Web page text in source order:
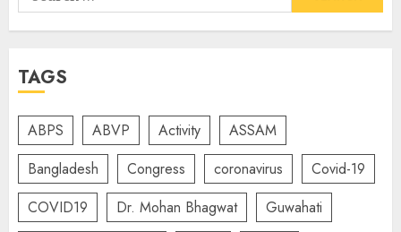
for:
TAGS
ABPS ABVP Activity
ASSAM
Bangladesh
Congress coronavirus
Covid-19
COVID19
Dr. Mohan Bhagwat
Guwahati